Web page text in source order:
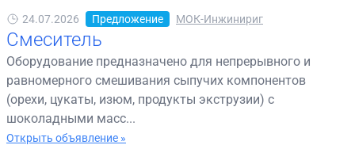
24.07.2026 Предложение МОК-Инжинириг
Смеситель
Оборудование предназначено для непрерывного и
равномерного смешивания сыпучих компонентов
(орехи, цукаты, изюм, продукты экструзии) с
шоколадными масс...
Открыть объявление »